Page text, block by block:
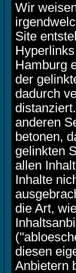
Wir
Site
Hamburg
der
dadurch
anderen
betonen,
gelinkten
allen
Inhalte
die Art,
diesen
Anbietern